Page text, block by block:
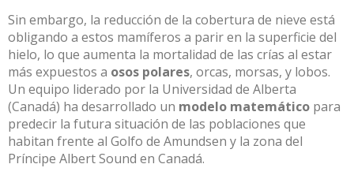
Sin embargo, la reducción de la cobertura de nieve está
obligando a estos mamíferos a parir en la superficie del
hielo, lo que aumenta la mortalidad de las crías al estar
más expuestos a osos polares, orcas, morsas, y lobos.
Un equipo liderado por la Universidad de Alberta
(Canadá) ha desarrollado un modelo matemático para
predecir la futura situación de las poblaciones que
habitan frente al Golfo de Amundsen y la zona del
Príncipe Albert Sound en Canadá.